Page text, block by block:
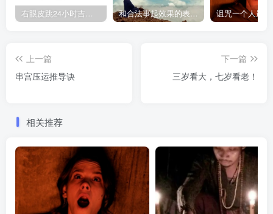
右眼皮跳24小时吉凶预兆 和合法事起效果的表现，出现这些就要留意了
上一篇
串宫压运推导诀
下一篇
三岁看大，七岁看老！
相关推荐